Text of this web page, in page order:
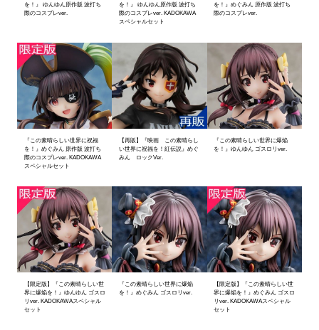
を！』 ゆんゆん原作版 波打ち
際のコスプレver.
を！』 ゆんゆん原作版 波打ち
際のコスプレver. KADOKAWA
スペシャルセット
を！』めぐみん 原作版 波打ち
際のコスプレver.
『この素晴らしい世界に祝福
を！』めぐみん 原作版 波打ち
際のコスプレver. KADOKAWA
スペシャルセット
【再販】『映画 この素晴らし
い世界に祝福を！紅伝説』めぐ
みん ロックVer.
『この素晴らしい世界に爆焔
を！』ゆんゆん ゴスロリver.
【限定版】『この素晴らしい世
界に爆焔を！』ゆんゆん ゴスロ
リver. KADOKAWAスペシャル
セット
『この素晴らしい世界に爆焔
を！』めぐみん ゴスロリver.
【限定版】『この素晴らしい世
界に爆焔を！』めぐみん ゴスロ
リver. KADOKAWAスペシャル
セット